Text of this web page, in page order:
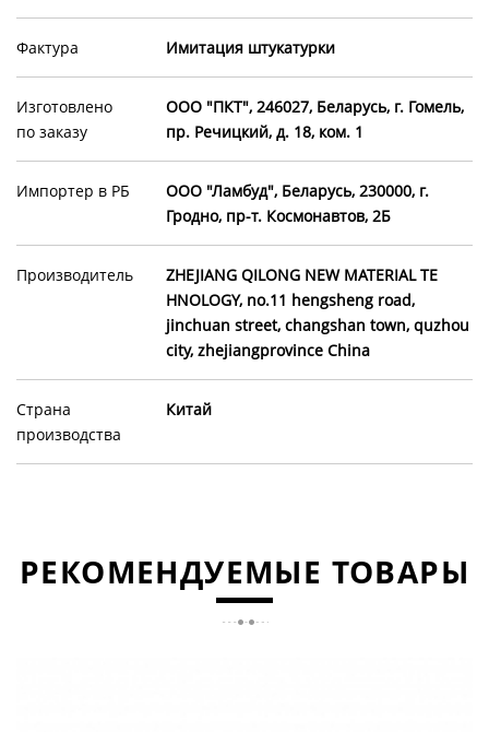
Фактура Имитация штукатурки
Изготовлено
по заказу
ООО "ПКТ", 246027, Беларусь, г. Гомель,
пр. Речицкий, д. 18, ком. 1
Импортер в РБ
ООО "Ламбуд", Беларусь, 230000, г.
Гродно, пр-т. Космонавтов, 2Б
Производитель
ZHEJIANG QILONG NEW MATERIAL TE
HNOLOGY, no.11 hengsheng road,
jinchuan street, changshan town, quzhou
city, zhejiangprovince China
Страна
производства
Китай
РЕКОМЕНДУЕМЫЕ ТОВАРЫ